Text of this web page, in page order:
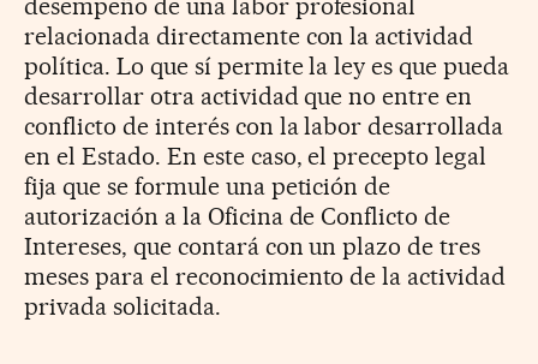
desempeño de una labor profesional
relacionada directamente con la actividad
política. Lo que sí permite la ley es que pueda
desarrollar otra actividad que no entre en
conflicto de interés con la labor desarrollada
en el Estado. En este caso, el precepto legal
fija que se formule una petición de
autorización a la Oficina de Conflicto de
Intereses, que contará con un plazo de tres
meses para el reconocimiento de la actividad
privada solicitada.